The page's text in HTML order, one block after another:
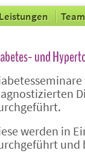
Leistungen Team
und
werden in
und